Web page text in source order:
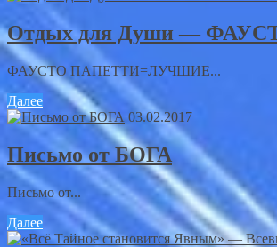
Отдых для Души —
ФАУСТО ПАПЕТТИ=ЛУЧШИЕ...
Далее
03.02.2017
Письмо от БОГА
Письмо от...
Далее